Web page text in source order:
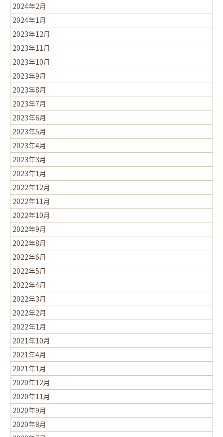
2024年2月
2024年1月
2023年12月
2023年11月
2023年10月
2023年9月
2023年8月
2023年7月
2023年6月
2023年5月
2023年4月
2023年3月
2023年1月
2022年12月
2022年11月
2022年10月
2022年9月
2022年8月
2022年6月
2022年5月
2022年4月
2022年3月
2022年2月
2022年1月
2021年10月
2021年4月
2021年1月
2020年12月
2020年11月
2020年9月
2020年8月